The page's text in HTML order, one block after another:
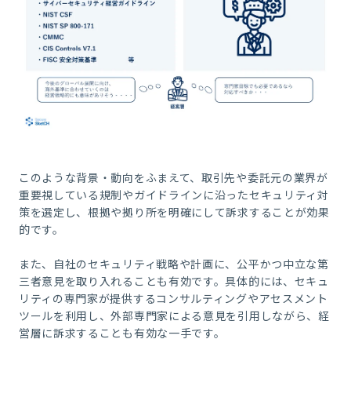
このような背景・動向をふまえて、取引先や委託元の業界が
重要視している規制やガイドラインに沿ったセキュリティ対
策を選定し、根拠や拠り所を明確にして訴求することが効果
的です。
また、自社のセキュリティ戦略や計画に、公平かつ中立な第
三者意見を取り入れることも有効です。具体的には、セキュ
リティの専門家が提供するコンサルティングやアセスメント
ツールを利用し、外部専門家による意見を引用しながら、経
営層に訴求することも有効な一手です。